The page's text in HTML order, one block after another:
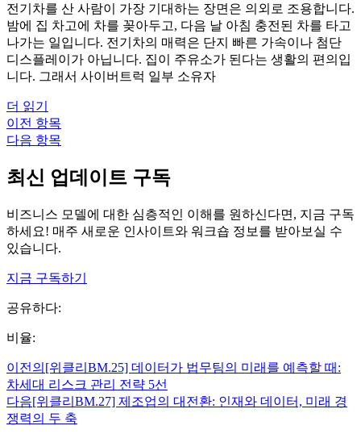
전기차를 산 사람이 가장 기대하는 장면은 의외로 조용합니다.
밤에 집 차고에 차를 꽂아두고, 다음 날 아침 충전된 차를 타고
나가는 일입니다. 전기차의 매력은 단지 빠른 가속이나 첨단
디스플레이가 아닙니다. 집이 주유소가 된다는 생활의 편의입
니다. 그래서 사이버트럭 일부 소유자
더 읽기
이전 항목
다음 항목
최신 업데이트 구독
비즈니스 모델에 대한 심층적인 이해를 원하신다면, 지금 구독
하세요! 매주 새로운 인사이트와 워크숍 정보를 받아보실 수
있습니다.
지금 구독하기
공유하다:
비율:
이전의 [위클리BM.25] 데이터가 법무팀의 미래를 예측할 때:
차세대 리스크 관리 전략 5선
다음[위클리BM.27] 제조업의 대전환: 인재와 데이터, 미래 경
쟁력의 두 축